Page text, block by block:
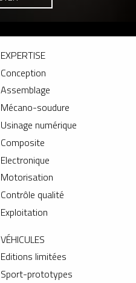
EXPERTISE
Conception
Assemblage
Mécano-soudure
Usinage numérique
Composite
Electronique
Motorisation
Contrôle qualité
Exploitation
VÉHICULES
Editions limitées
Sport-prototypes